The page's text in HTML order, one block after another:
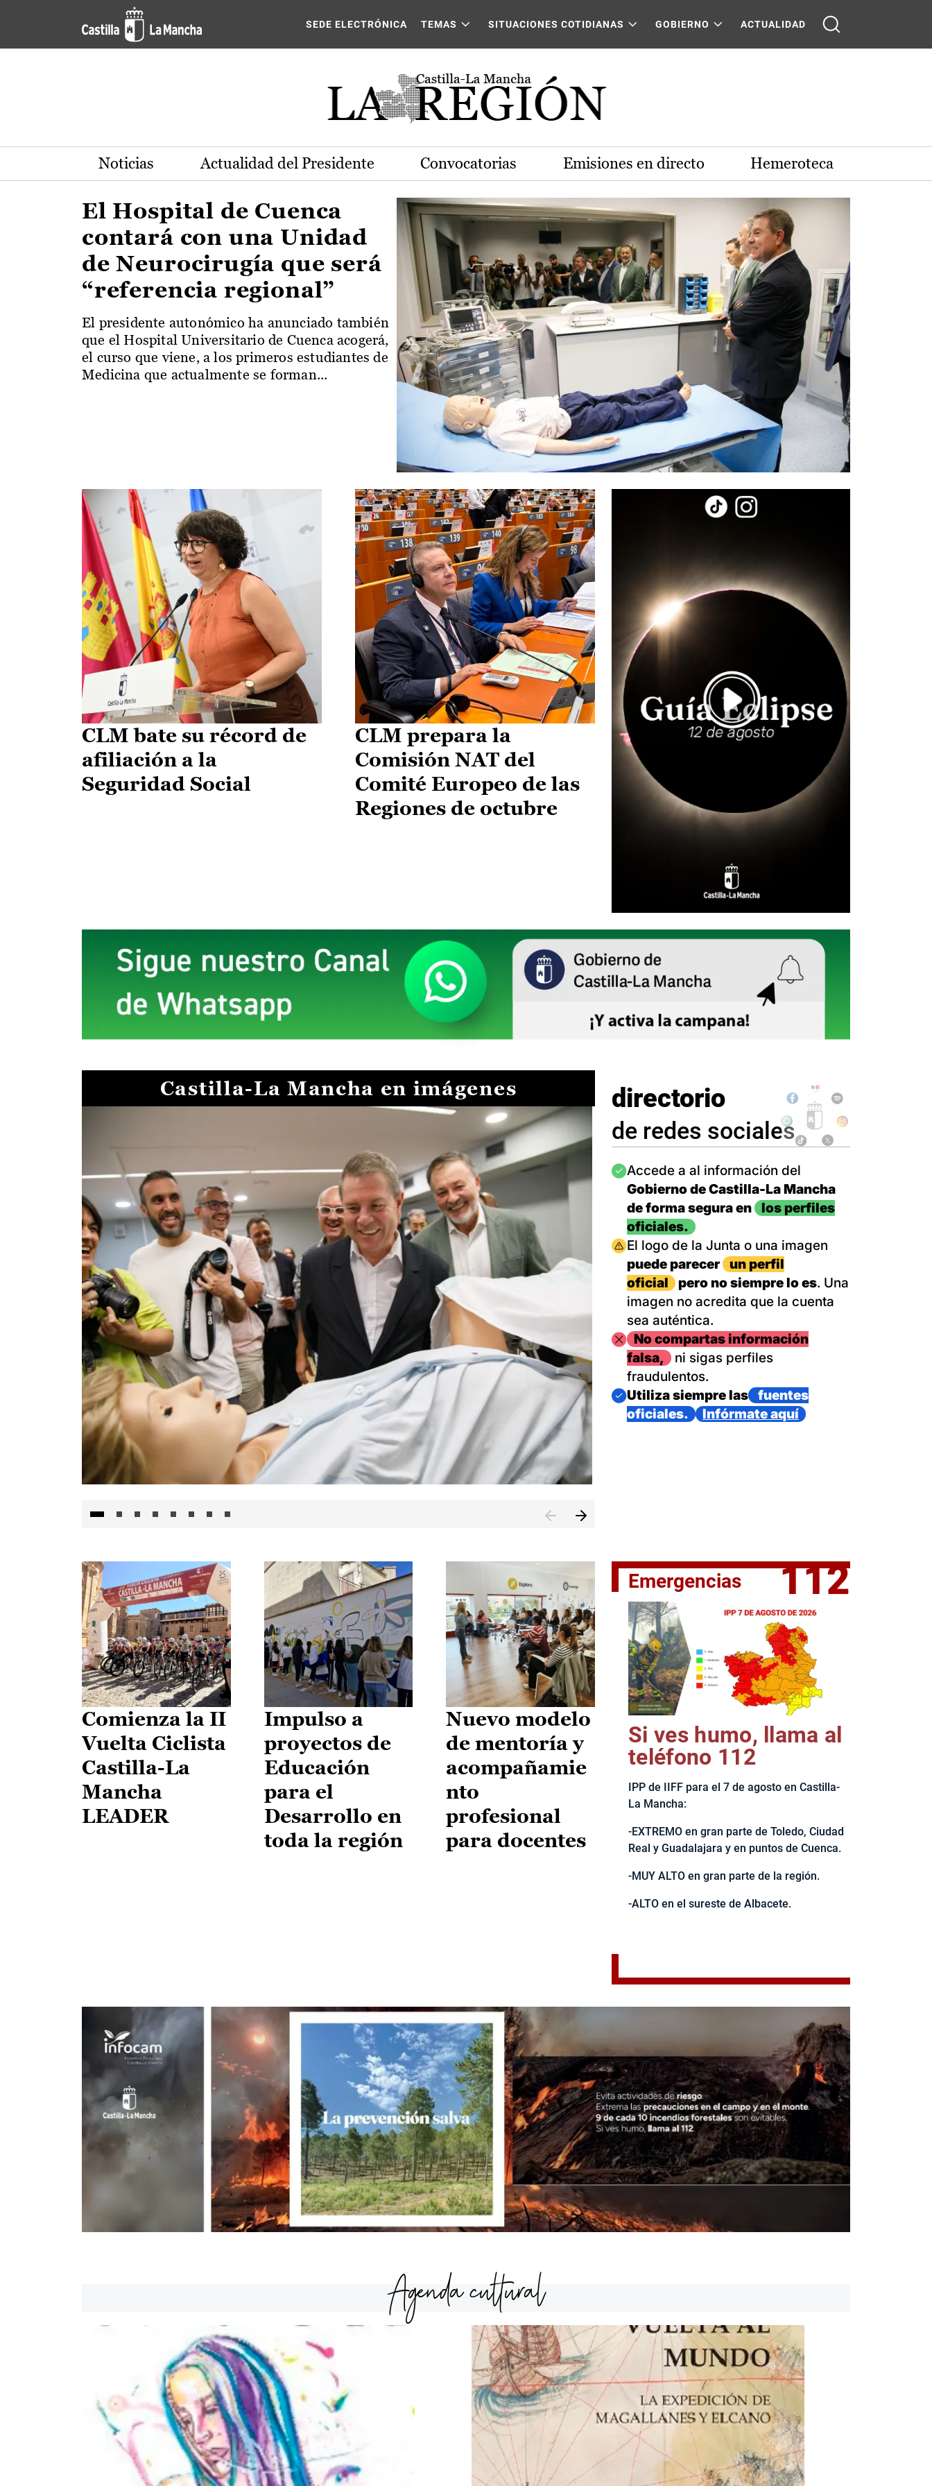
Pasar al contenido principal
Actualidad de la región de Castilla-La Mancha
SEDE ELECTRÓNICA TEMAS SITUACIONES COTIDIANAS GOBIERNO ACTUALIDAD
Noticias Actualidad del Presidente Convocatorias Emisiones en directo Hemeroteca
El Hospital de Cuenca
contará con una Unidad
de Neurocirugía que será
“referencia regional”
El presidente autonómico ha anunciado también
que el Hospital Universitario de Cuenca acogerá,
el curso que viene, a los primeros estudiantes de
Medicina que actualmente se forman...
CLM bate su récord de
afiliación a la
Seguridad Social
CLM prepara la
Comisión NAT del
Comité Europeo de las
Regiones de octubre
Castilla-La Mancha en imágenes
El jefe del Ejecutivo castellanomanchego, Emiliano García-
directorio
de redes sociales
Imagen
Accede a al información del
Gobierno de Castilla-La Mancha
de forma segura en
los perfiles
oficiales.
Imagen
El logo de la Junta o una imagen
puede parecer
un perfil
oficial
pero no siempre lo es. Una
imagen no acredita que la cuenta
sea auténtica.
ImagenNo compartas información
falsa,
ni sigas perfiles
fraudulentos.
Imagen
Utiliza siempre las
fuentes
oficiales.
Infórmate aquí
Comienza la II
Vuelta Ciclista
Castilla-La
Mancha
LEADER
Impulso a
proyectos de
Educación
para el
Desarrollo en
toda la región
Nuevo modelo
de mentoría y
acompañamie
nto
profesional
para docentes
Emergencias 112
Si ves humo, llama al
teléfono 112
IPP de IIFF para el 7 de agosto en Castilla-
La Mancha:
-EXTREMO en gran parte de Toledo, Ciudad
Real y Guadalajara y en puntos de Cuenca.
-MUY ALTO en gran parte de la región.
-ALTO en el sureste de Albacete.
Agenda cultural